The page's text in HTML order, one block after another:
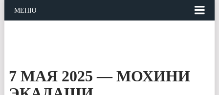
МЕНЮ
7 МАЯ 2025 — МОХИНИ